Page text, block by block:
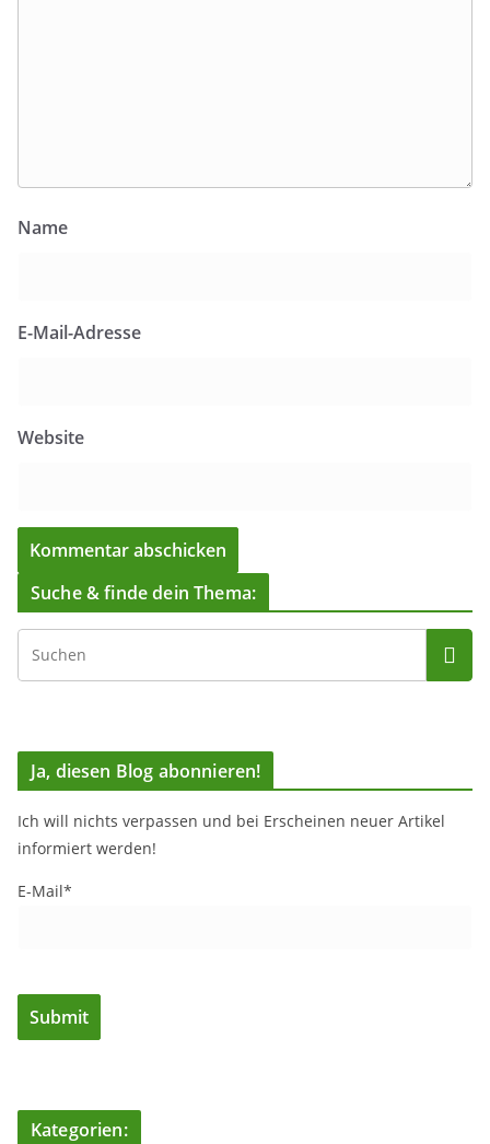
Name
E-Mail-Adresse
Website
Suche & finde dein Thema:
Ja, diesen Blog abonnieren!
Ich will nichts verpassen und bei Erscheinen neuer Artikel
informiert werden!
E-Mail*
Kategorien: